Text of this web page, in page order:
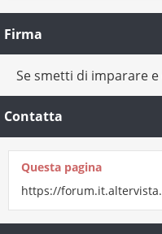
Firma
Se smetti di imparare
Contatta
Questa pagina
https://